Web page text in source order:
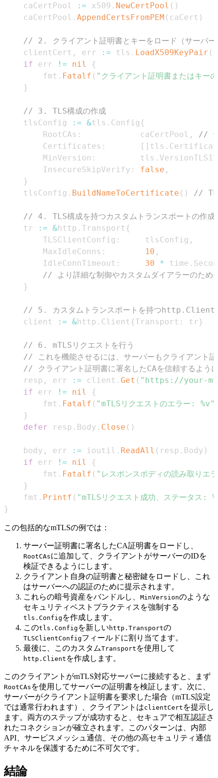
	caCertPool
:= x509 . NewCertPool ( )
	caCertPool
. AppendCertsFromPEM ( caCert )
// 2. クライアント証明書とキーをロード（サーバー
	clientCert
, err := tls . LoadX509KeyPair (
if err != nil
{
		fmt
. Fatalf ( "クライアント証明書またはキー
}
// 3. TLS構成の作成
	tlsConfig
:= &tls . Config {
		RootCAs
:
            caCertPool
,
// サ
		Certificates
: [ ] tls .
		MinVersion
:
         tls
. VersionTLS12
		InsecureSkipVerify
: false ,
}
	tlsConfig
. BuildNameToCertificate ( ) //
// 4. TLS構成を持つカスタムトランスポートの作成
	tr
:= &http . Transport {
		TLSClientConfig
:
     tlsConfig
,
		MaxIdleConns
: 10 ,
		IdleConnTimeout
: 30 * time .
// より詳細な制御やカスタムダイアラーのた
}
// 5. カスタムトランスポートを持つhttp.Client
	client
:= &http . Client {Transport : tr}
// 6. mTLSリクエストを行う
// これを機能させるには、サーバーもクライアント
// クライアント証明書に署名したCAを信頼するよう
	resp
, err := client . Get ( "https://your-
if err != nil
{
		fmt
. Fatalf ( "mTLSリクエストのエラー: %v"
}
defer resp . Body . Close ( )
	body
, err := ioutil . ReadAll ( resp . Body )
if err != nil
{
		fmt
. Fatalf ( "レスポンスボディの読み取りエ
}
	fmt
. Printf ( "mTLSリクエスト成功、ステータス:
}
この包括的なmTLSの例では：
サーバー証明書に署名したCA証明書をロードし、
RootCAsに追加して、クライアントがサーバーのIDを
検証できるようにします。
クライアント自身の証明書と秘密鍵をロードし、これ
はサーバーへの認証のために提示されます。
これらの暗号資産をバンドルし、 MinVersionのような
セキュリティベストプラクティスを強制する
tls.Config を作成します。
このtls.Config を新しい http.Transportの
TLSClientConfigフィールドに割り当てます。
最後に、このカスタムTransport を使用して
http.Client を作成します。
このクライアントがmTLS対応サーバーに接続すると、まず
RootCAs を使用してサーバーの証明書を検証します。次に、
サーバーがクライアント証明書を要求した場合（mTLS設定
では通常行われます）、クライアントはclientCert を提示し
ます。両方のステップが成功すると、セキュアで相互認証さ
れたコネクションが確立されます。このパターンは、内部
API、サービスメッシュ通信、その他の高セキュリティ通信
チャネルを保護するために不可欠です。
結論